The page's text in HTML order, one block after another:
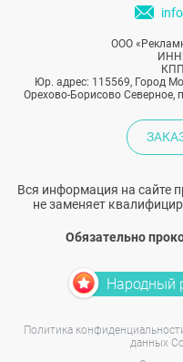
ООО
Юр. адрес: 115569, Город
Орехово-Борисово Северное,
Вся информация на сайте
не заменяет
Обязательно
Народный
Политика
данных